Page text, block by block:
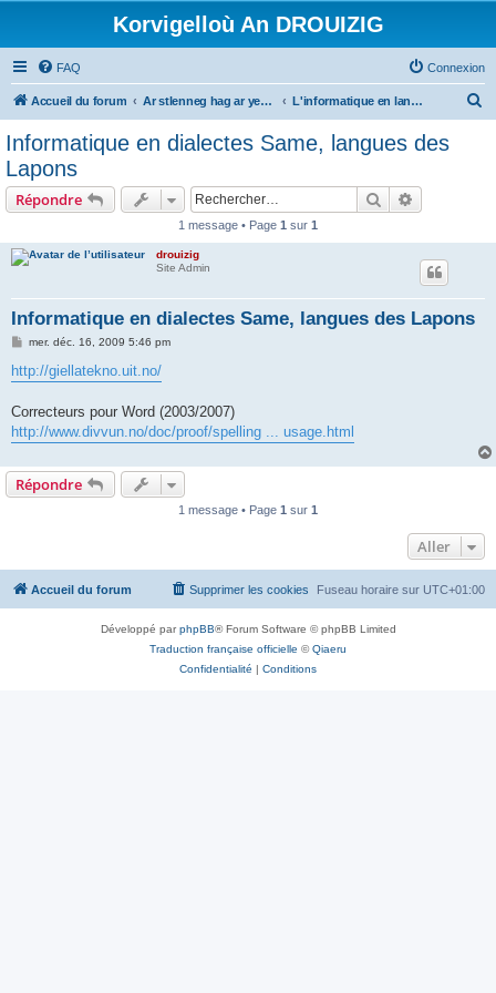
Korvigelloù An DROUIZIG
FAQ Connexion
Accueil du forum Ar stlenneg hag ar yezhoù bihan er bed a-bezh L'informatique en langues régionales et minoritaires
Informatique en dialectes Same, langues des
Lapons
Répondre Rechercher
1 message • Page 1 sur 1
drouizig
Site Admin
Informatique en dialectes Same, langues des Lapons
M
s
s
g
e
mer. déc. 16, 2009 5:46 pm
http://giellatekno.uit.no/
Correcteurs pour Word (2003/2007)
http://www.divvun.no/doc/proof/spelling ... usage.html
Répondre
1 message • Page 1 sur 1
Aller
Accueil du forum Fuseau horaire sur UTC+01:00
Supprimer les cookies
Développé parphpBB® Forum Software © phpBB Limited
Traduction française officielle ©Qiaeru
Confidentialité | Conditions